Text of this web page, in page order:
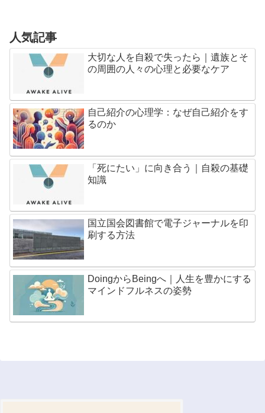
人気記事
大切な人を自殺で失ったら｜遺族とそ
の周囲の人々の心理と必要なケア
自己紹介の心理学：なぜ自己紹介をす
るのか
「死にたい」に向き合う｜自殺の基礎
知識
国立国会図書館で電子ジャーナルを印
刷する方法
DoingからBeingへ｜人生を豊かにする
マインドフルネスの姿勢